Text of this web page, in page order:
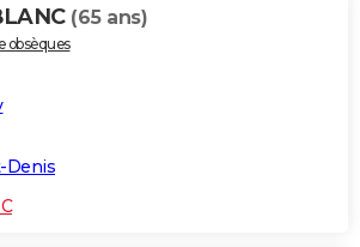
(65 ans)
obsèques
Denis